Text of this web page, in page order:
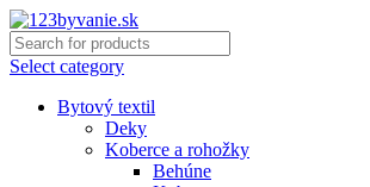
Select category
Bytový textil
Deky
Koberce a rohožky
Behúne